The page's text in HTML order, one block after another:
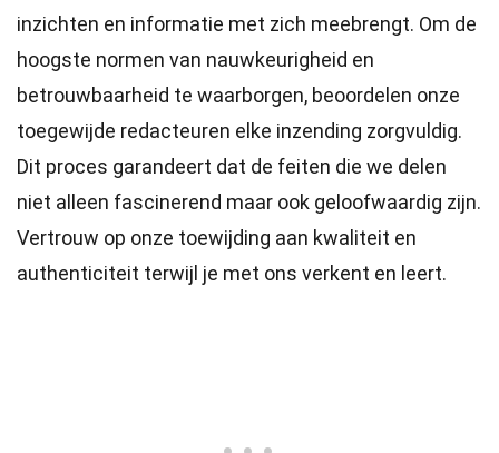
inzichten en informatie met zich meebrengt. Om de
hoogste normen van nauwkeurigheid en
betrouwbaarheid te waarborgen, beoordelen onze
toegewijde redacteuren elke inzending zorgvuldig.
Dit proces garandeert dat de feiten die we delen
niet alleen fascinerend maar ook geloofwaardig zijn.
Vertrouw op onze toewijding aan kwaliteit en
authenticiteit terwijl je met ons verkent en leert.